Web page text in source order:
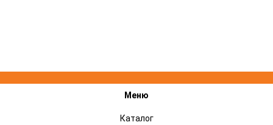
Меню
Каталог